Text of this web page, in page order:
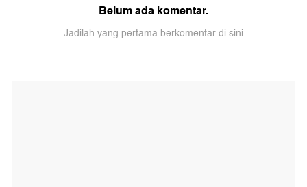
Belum ada komentar.
Jadilah yang pertama berkomentar di sini